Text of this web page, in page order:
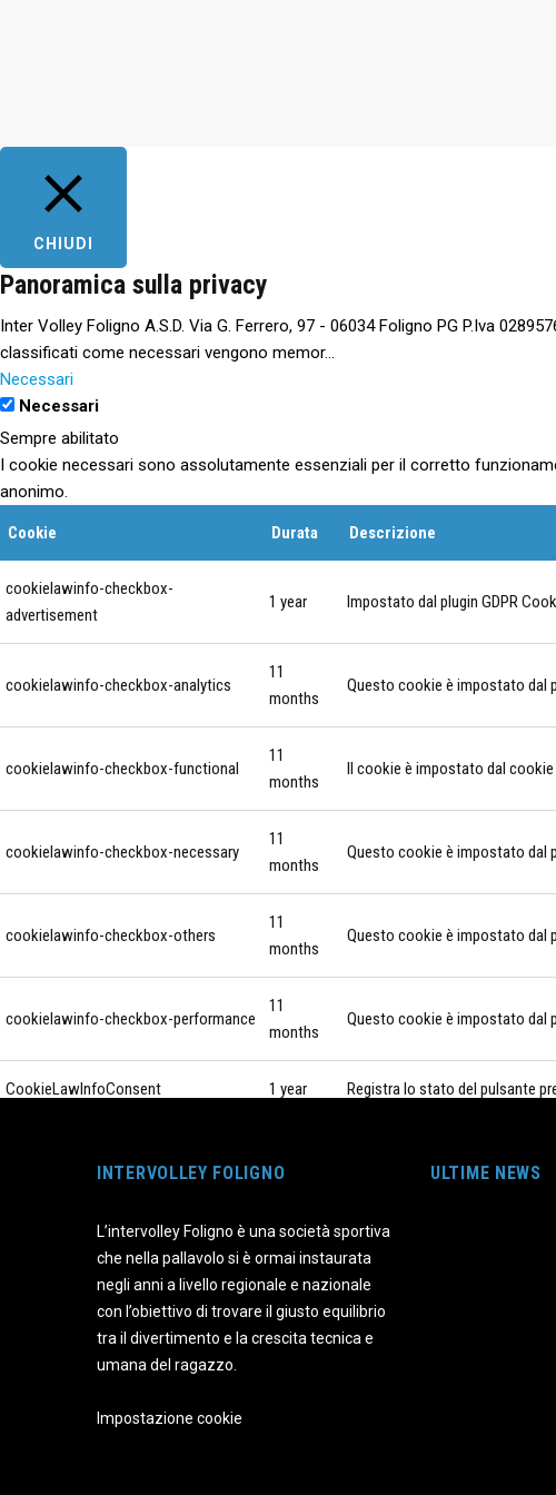
INTERVOLLEY FOLIGNO
L’intervolley Foligno è una società sportiva
che nella pallavolo si è ormai instaurata
negli anni a livello regionale e nazionale
con l’obiettivo di trovare il giusto equilibrio
tra il divertimento e la crescita tecnica e
umana del ragazzo.
Impostazione cookie
ULTIME NEWS
CHIUDI
Panoramica sulla privacy
Inter Volley Foligno A.S.D. Via G. Ferrero, 97 - 06034 Foligno PG P.Iva
classificati come necessari vengono memor...
Necessari
Necessari
Sempre abilitato
I cookie necessari sono assolutamente essenziali per il corretto
anonimo.
Cookie Durata Descrizione
cookielawinfo-checkbox-
advertisement
1 year Impostato dal plugin GDPR
cookielawinfo-checkbox-analytics
11
months
Questo cookie è impostato dal
cookielawinfo-checkbox-functional
11
months
Il cookie è impostato dal
cookielawinfo-checkbox-necessary
11
months
Questo cookie è impostato dal
cookielawinfo-checkbox-others
11
months
Questo cookie è impostato dal
cookielawinfo-checkbox-performance
11
months
Questo cookie è impostato dal
CookieLawInfoConsent 1 year Registra lo stato del pulsante
months
Funzionali
I cookie funzionali aiutano a svolgere determinate funzionalità come la
Performance
I cookie per le prestazioni vengono utilizzati per comprendere e
I cookie analitici vengono utilizzati per capire come i visitatori